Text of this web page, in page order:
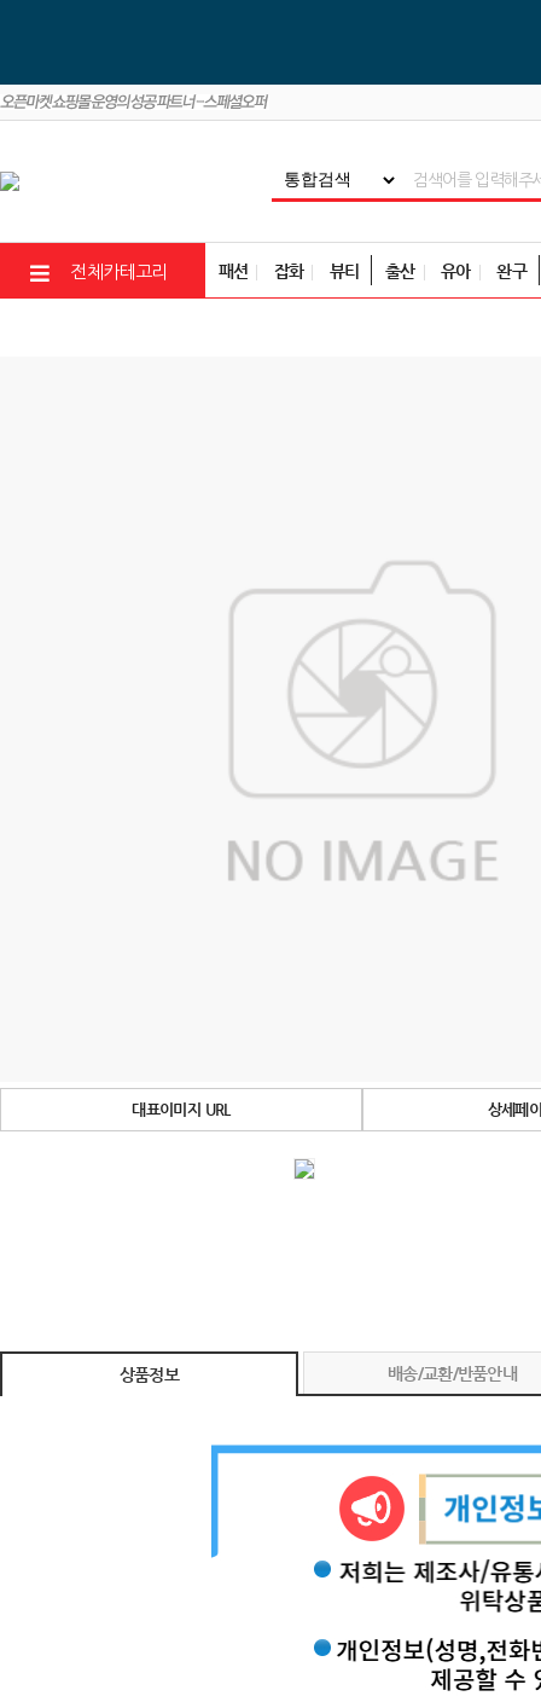
전체카테고리 패션 잡화 뷰티 출산 유아 완구
대표이미지 URL 상세페
상품정보 배송/교환/반품안내